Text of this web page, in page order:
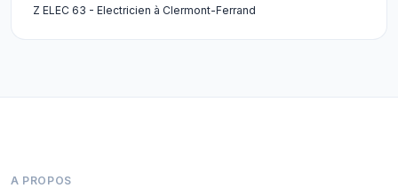
Z ELEC 63 - Electricien à Clermont-Ferrand
A PROPOS